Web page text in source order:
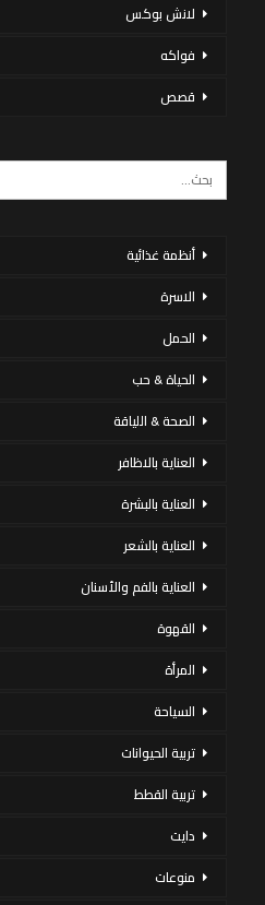
لانش بوكس
فواكه
قصص
أنظمة غذائية
الاسرة
الحمل
الحياة & حب
الصحة & اللياقة
العناية بالاظافر
العناية بالبشرة
العناية بالشعر
العناية بالفم والأسنان
القهوة
المرأة
السياحة
تربية الحيوانات
تربية القطط
دايت
منوعات